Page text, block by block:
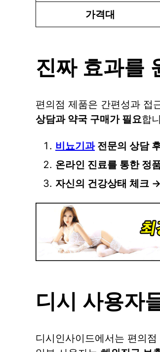
가격대
진짜 효과를
편의점 제품은 간편성과 접
상담과 약국 구매가 필요합
비뇨기과전문의 상담
온라인 진료를 통한 정
자신의 건강상태 체크
디시 사용자
디시인사이드에서는 편의